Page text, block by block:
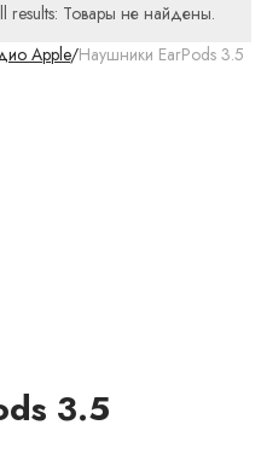
results: Товары не найдены.
Apple/Наушники EarPods 3.5
3.5